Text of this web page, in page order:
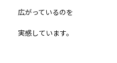
広がっているのを
実感しています。